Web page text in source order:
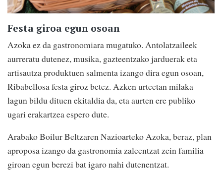
Festa giroa egun osoan
Azoka ez da gastronomiara mugatuko. Antolatzaileek
aurreratu dutenez, musika, gazteentzako jarduerak eta
artisautza produktuen salmenta izango dira egun osoan,
Ribabellosa festa giroz betez. Azken urteetan milaka
lagun bildu dituen ekitaldia da, eta aurten ere publiko
ugari erakartzea espero dute.
Arabako Boilur Beltzaren Nazioarteko Azoka, beraz, plan
aproposa izango da gastronomia zaleentzat zein familia
giroan egun berezi bat igaro nahi dutenentzat.